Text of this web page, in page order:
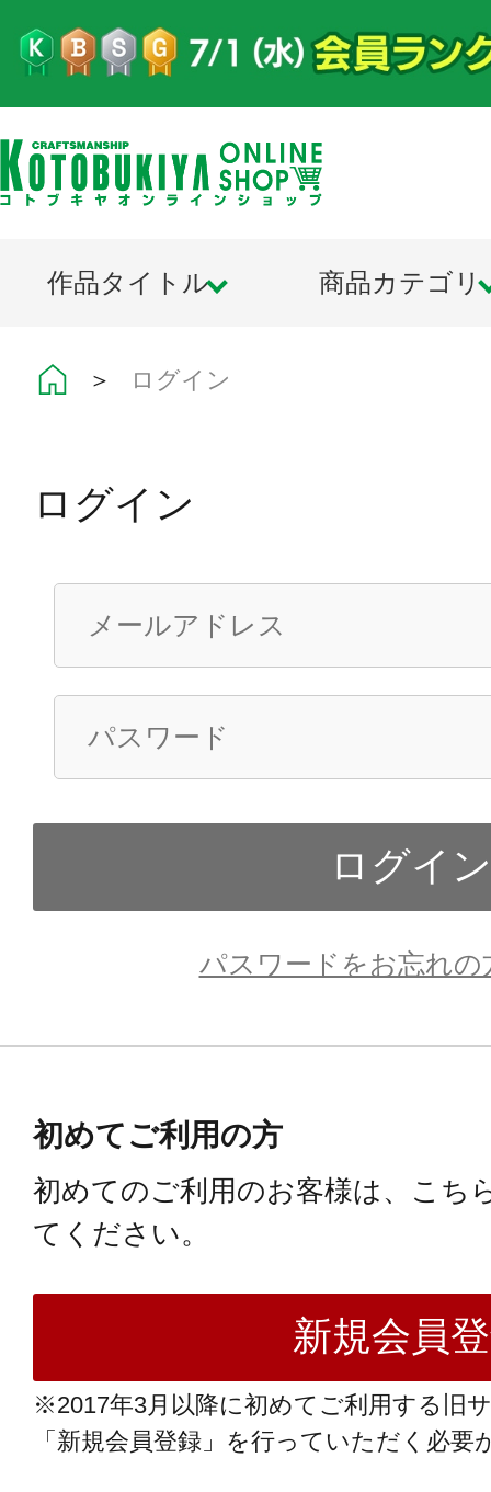
作品タイトル 商品カテゴリ
＞ ログイン
ログイン
パスワードをお忘れの
初めてご利用の方
初めてのご利用のお客様は、こち
てください。
※2017年3月以降に初めてご利用する旧
「新規会員登録」を行っていただく必要